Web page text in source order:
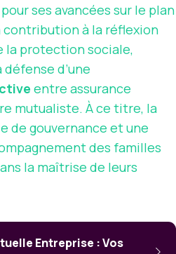
ses avancées sur le plan
contribution à la réflexion
la protection sociale,
d’une
entre assurance
mutualiste. À ce titre, la
de gouvernance et une
des familles
la maîtrise de leurs
Entreprise : Vos